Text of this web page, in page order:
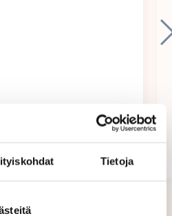
Tietoja
laulutuokio ja juhlimme
juhlia.
sekä Rytmin
ryhmässä toimimisen
jokaiselle turvallisen ja